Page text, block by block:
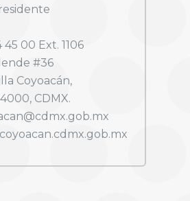
45 00 Ext. 1106
#36
Coyoacán,
CDMX.